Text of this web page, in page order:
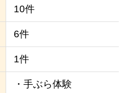
10件
6件
1件
・手ぶら体験